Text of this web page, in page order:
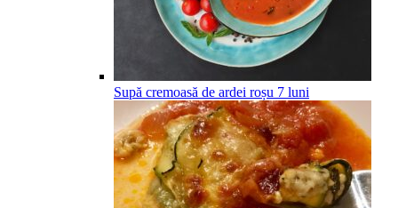
Supă cremoasă de ardei roșu 7 luni